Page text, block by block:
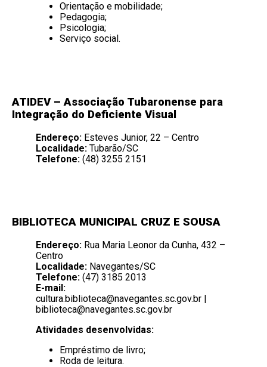
Orientação e mobilidade;
Pedagogia;
Psicologia;
Serviço social.
ATIDEV –Associação Tubaronense para
Integração do Deficiente Visual
Endereço: Esteves Junior, 22 – Centro
Localidade: Tubarão/SC
Telefone: (48) 3255 2151
BIBLIOTECA MUNICIPAL CRUZ E SOUSA
Endereço: Rua Maria Leonor da Cunha, 432 –
Centro
Localidade: Navegantes/SC
Telefone: (47) 3185 2013
E-mail:
cultura.biblioteca@navegantes.sc.gov.br |
biblioteca@navegantes.sc.gov.br
Atividades desenvolvidas:
Empréstimo de livro;
Roda de leitura.